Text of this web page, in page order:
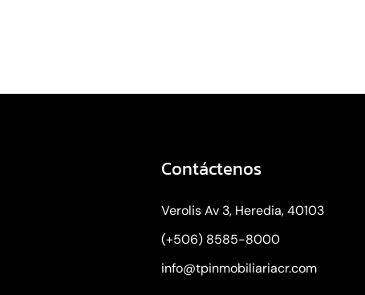
Contáctenos
Verolis Av 3, Heredia, 40103
(+506) 8585-8000
info@tpinmobiliariacr.com